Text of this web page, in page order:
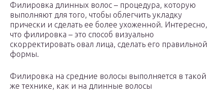
Филировка длинных волос – процедура, которую
выполняют для того, чтобы облегчить укладку
прически и сделать ее более ухоженной. Интересно,
что филировка – это способ визуально
скорректировать овал лица, сделать его правильной
формы.
Филировка на средние волосы выполняется в такой
же технике, как и на длинные волосы